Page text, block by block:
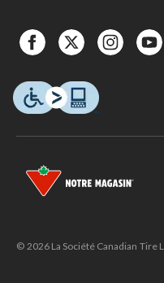
© 2026 La Société Canadian Tire